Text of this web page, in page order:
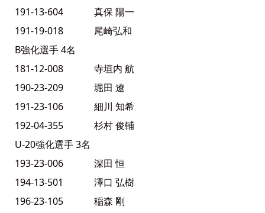
191-13-604 真保 陽一
191-19-018 尾崎弘和
B強化選手 4名
181-12-008 寺垣内 航
190-23-209 堀田 遼
191-23-106 細川 知希
192-04-355 杉村 俊輔
U-20強化選手 3名
193-23-006 深田 恒
194-13-501 澤口 弘樹
196-23-105 稲森 剛